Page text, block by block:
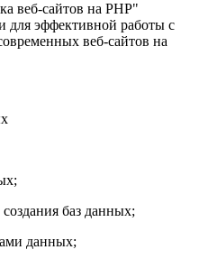
веб-сайтов на PHP"
для эффективной работы с
веб-сайтов на
баз данных;
данных;